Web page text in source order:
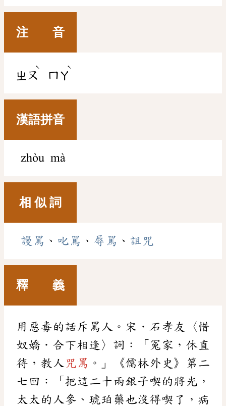
注 音
ㄓㄡ
ˋ
ㄇㄚ
ˋ
漢語拼音
zhòu mà
相 似 詞
謾罵 、 叱罵 、 辱罵 、 詛咒
釋 義
用惡毒的話斥罵人。宋．石孝友〈惜
奴嬌．合下相逢〉詞：「冤家，休直
待，教人 咒罵 。」《儒林外史》第二
七回：「把這二十兩銀子喫的將光，
太太的人參、琥珀藥也沒得喫了，病